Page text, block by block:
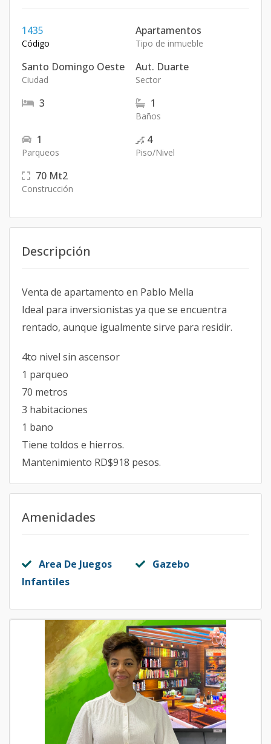
1435
Código
Apartamentos
Tipo de inmueble
Santo Domingo Oeste
Ciudad
Aut. Duarte
Sector
3 1
Baños
1
Parqueos
4
Piso/Nivel
70 Mt2
Construcción
Descripción
Venta de apartamento en Pablo Mella
Ideal para inversionistas ya que se encuentra
rentado, aunque igualmente sirve para residir.
4to nivel sin ascensor
1 parqueo
70 metros
3 habitaciones
1 bano
Tiene toldos e hierros.
Mantenimiento RD$918 pesos.
Amenidades
Area De Juegos
Infantiles
Gazebo